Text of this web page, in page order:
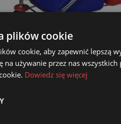
mopy, co zmniejsza potrzebę
plików cookie
cookie, aby zapewnić lepszą
na używanie przez nas
Dowiedz się więcej